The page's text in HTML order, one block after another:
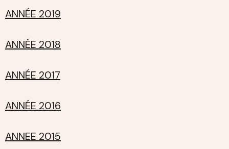
ANNÉE 2019
ANNÉE 2018
ANNÉE 2017
ANNÉE 2016
ANNEE 2015